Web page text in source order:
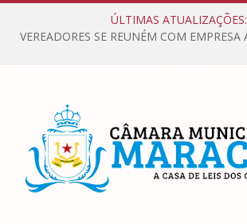
ÚLTIMAS ATUALIZAÇÕES: